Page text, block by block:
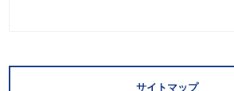
サイトマップ